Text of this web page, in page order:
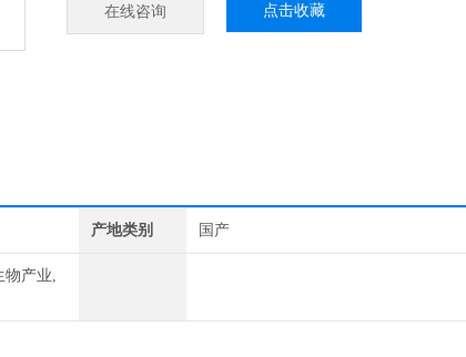
在线咨询 点击收藏
产地类别 国产
物产业,